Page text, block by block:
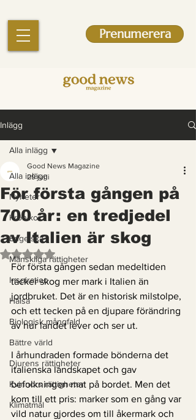
Prenumerera
Inlägg
Alla inlägg
Nyheter
Krönikor
Engelska
Mänskliga rättigheter
Inspiration
Hälsa
Biologisk mångfald
Bättre värld
Djurens rättigheter
Kvinnors rättigheter
Klimatmål
Alla inlägg
För första gången på
700 år: en tredjedel
av Italien är skog
Good News Magazine
29 juni
Betygsatt till NaN av 5 stjärnor.
För första gången sedan medeltiden
täcker skog mer mark i Italien än
jordbruket. Det är en historisk milstolpe,
och ett tecken på en djupare förändring
av hur landet lever och ser ut.
I århundraden formade bönderna det
italienska landskapet och gav
befolkningen mat på bordet. Men det
kom till ett pris: marker som en gång var
vild natur gjordes om till åkermark och